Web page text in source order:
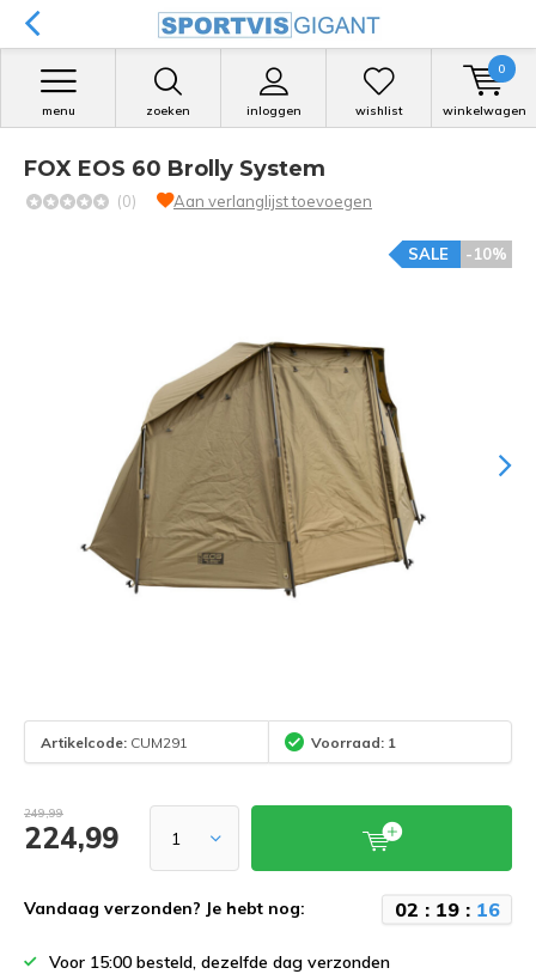
zoeken inloggen
menu wishlist winkelwagen
0
FOX EOS 60 Brolly System
(0) Aan verlanglijst toevoegen
-10%
SALE
Artikelcode: CUM291 Voorraad: 1
249,99
224,99
Vandaag verzonden? Je hebt nog: 02 : 19: 16
Voor 15:00 besteld, dezelfde dag verzonden